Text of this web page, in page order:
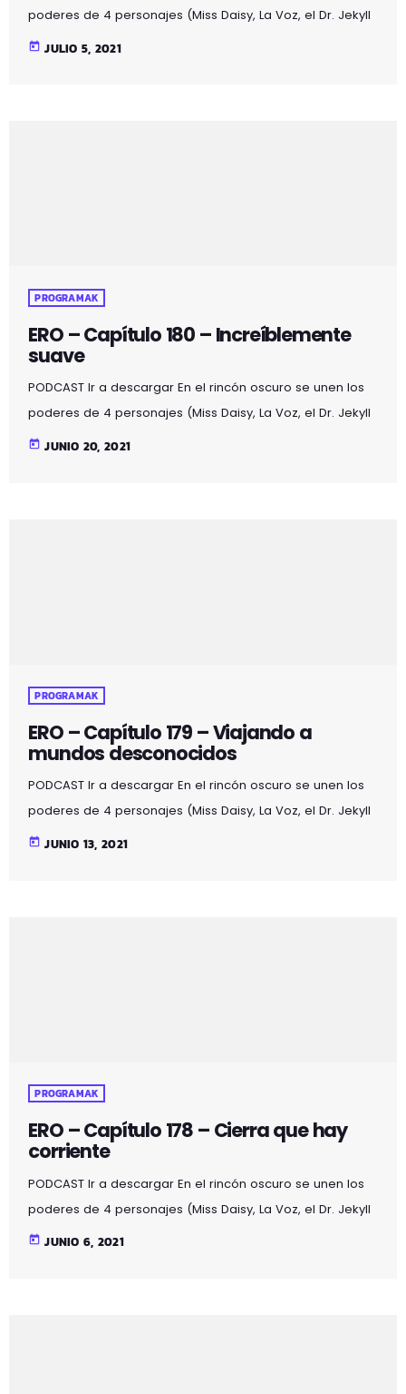
poderes de 4 personajes (Miss Daisy, La Voz, el Dr. Jekyll
y Mr. Hyde) obteniendo un resultado mágico lleno de:
today JULIO 5, 2021
PROGRAMAK
ERO – Capítulo 180 – Increíblemente
suave
PODCAST Ir a descargar En el rincón oscuro se unen los
poderes de 4 personajes (Miss Daisy, La Voz, el Dr. Jekyll
y Mr. Hyde) obteniendo un resultado mágico lleno de:
today JUNIO 20, 2021
PROGRAMAK
ERO – Capítulo 179 – Viajando a
mundos desconocidos
PODCAST Ir a descargar En el rincón oscuro se unen los
poderes de 4 personajes (Miss Daisy, La Voz, el Dr. Jekyll
y Mr. Hyde) obteniendo un resultado mágico lleno de:
today JUNIO 13, 2021
PROGRAMAK
ERO – Capítulo 178 – Cierra que hay
corriente
PODCAST Ir a descargar En el rincón oscuro se unen los
poderes de 4 personajes (Miss Daisy, La Voz, el Dr. Jekyll
y Mr. Hyde) obteniendo un resultado mágico lleno de:
today JUNIO 6, 2021